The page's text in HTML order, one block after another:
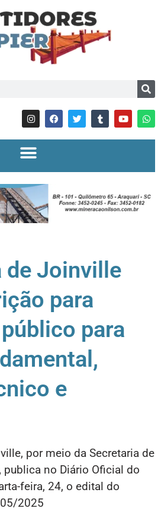
de Joinville
para
para
e
por meio da Secretaria de
publica no Diário Oficial do
feira, 24, o edital do
2025